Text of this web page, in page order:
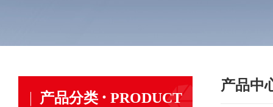
产品分类 · PRODUCT
产品中